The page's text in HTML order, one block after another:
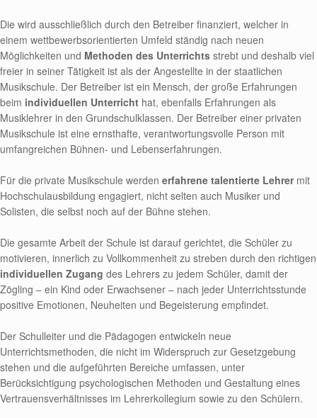
Die wird ausschließlich durch den Betreiber finanziert, welcher in
einem wettbewerbsorientierten Umfeld ständig nach neuen
Möglichkeiten und Methoden des Unterrichts strebt und deshalb viel
freier in seiner Tätigkeit ist als der Angestellte in der staatlichen
Musikschule. Der Betreiber ist ein Mensch, der große Erfahrungen
beim individuellen Unterricht hat, ebenfalls Erfahrungen als
Musiklehrer in den Grundschulklassen. Der Betreiber einer privaten
Musikschule ist eine ernsthafte, verantwortungsvolle Person mit
umfangreichen Bühnen- und Lebenserfahrungen.
Für die private Musikschule werden erfahrene talentierte Lehrermit
Hochschulausbildung engagiert, nicht selten auch Musiker und
Solisten, die selbst noch auf der Bühne stehen.
Die gesamte Arbeit der Schule ist darauf gerichtet, die Schüler zu
motivieren, innerlich zu Vollkommenheit zu streben durch den richtigen
individuellen Zugang des Lehrers zu jedem Schüler, damit der
Zögling – ein Kind oder Erwachsener – nach jeder Unterrichtsstunde
positive Emotionen, Neuheiten und Begeisterung empfindet.
Der Schulleiter und die Pädagogen entwickeln neue
Unterrichtsmethoden, die nicht im Widerspruch zur Gesetzgebung
stehen und die aufgeführten Bereiche umfassen, unter
Berücksichtigung psychologischen Methoden und Gestaltung eines
Vertrauensverhältnisses im Lehrerkollegium sowie zu den Schülern.